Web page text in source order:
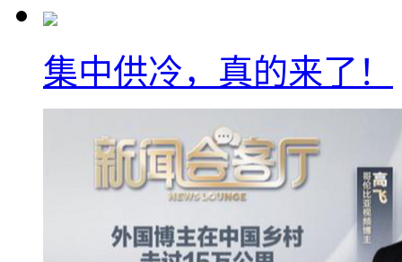
集中供冷，真的来了！